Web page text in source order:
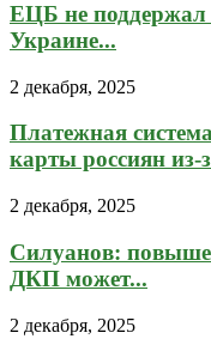
ЕЦБ не
Украине...
2 декабря, 2025
Платежная
карты россиян из-
2 декабря, 2025
Силуанов:
ДКП может...
2 декабря, 2025